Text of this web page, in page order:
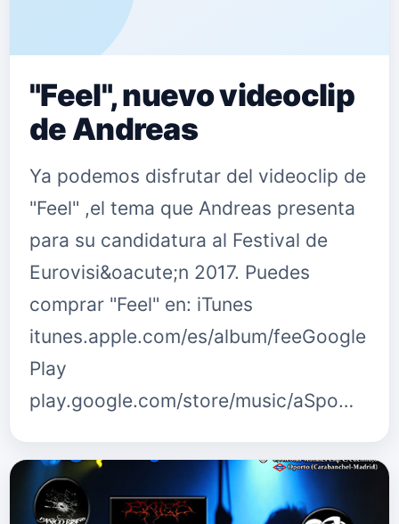
"Feel", nuevo videoclip
de Andreas
Ya podemos disfrutar del videoclip de
"Feel" ,el tema que Andreas presenta
para su candidatura al Festival de
Eurovisi&oacute;n 2017. Puedes
comprar "Feel" en: iTunes
itunes.apple.com/es/album/feeGoogle
Play
play.google.com/store/music/aSpo…